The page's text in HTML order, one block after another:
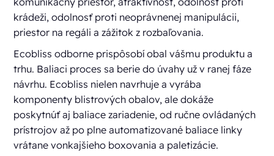
krádeži, odolnosť proti neoprávnenej manipulácii,
priestor na regáli a zážitok z rozbaľovania.
Ecobliss odborne prispôsobí obal vášmu produktu a
trhu. Baliaci proces sa berie do úvahy už v ranej fáze
návrhu. Ecobliss nielen navrhuje a vyrába
komponenty blistrových obalov, ale dokáže
poskytnúť aj baliace zariadenie, od ručne ovládaných
prístrojov až po plne automatizované baliace linky
vrátane vonkajšieho boxovania a paletizácie.